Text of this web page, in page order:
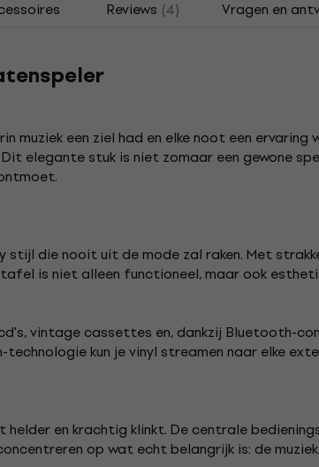
Reviews (4) Vragen en
een ziel had en elke noot een ervaring
elegante stuk is niet zomaar een gewone
die nooit uit de mode zal raken. Met
is niet alleen functioneel, maar ook
vintage cassettes en, dankzij Bluetooth-
kun je vinyl streamen naar elke
en krachtig klinkt. De centrale
op wat echt belangrijk is: de muziek.